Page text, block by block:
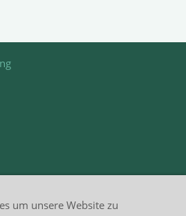
um unsere Website zu